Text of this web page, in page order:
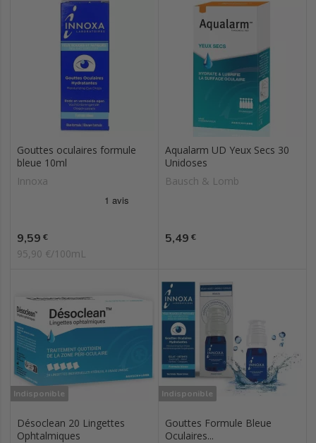
Gouttes oculaires formule
bleue 10ml
Innoxa
Prix
9,59 €
95,90 €/100mL
Aqualarm UD Yeux Secs 30
Unidoses
Bausch & Lomb
Prix
5,49 €
Indisponible
Désoclean 20 Lingettes
Ophtalmiques
Indisponible
Gouttes Formule Bleue
Oculaires...